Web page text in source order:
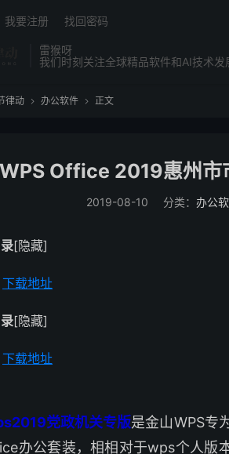
雷猴呀
我们时刻关注全球精品软件和AI技术发
我要注册 找回密码
律动  办公软件  正文
WPS Office 2019惠州市
2019-08-10 分类： 办公
[隐藏]
下载地址
[隐藏]
下载地址
党政机关专版是金山WPS专
办公套装，相相对于wps个人版